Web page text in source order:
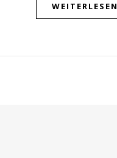
WEITERLESEN